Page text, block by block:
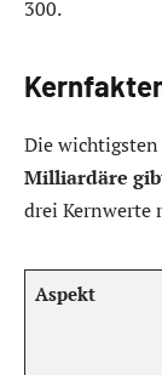
300.
Die wichtigsten
Milliardäre
drei Kernwerte
Aspekt